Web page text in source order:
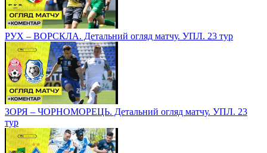
РУХ – ВОРСКЛА. Детальний огляд матчу. УПЛ. 23 тур
ЗОРЯ – ЧОРНОМОРЕЦЬ. Детальний огляд матчу. УПЛ. 23
тур